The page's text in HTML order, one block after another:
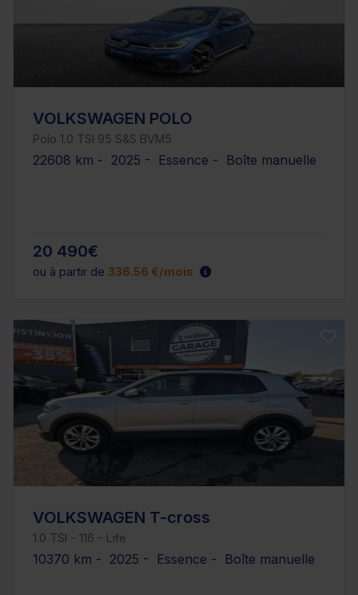
VOLKSWAGEN POLO
Polo 1.0 TSI 95 S&S BVM5
22608 km - 2025 - Essence - Boîte manuelle
20 490€
ou à partir de 336.56 €/mois
VOLKSWAGEN T-cross
1.0 TSI - 116 - Life
10370 km - 2025 - Essence - Boîte manuelle